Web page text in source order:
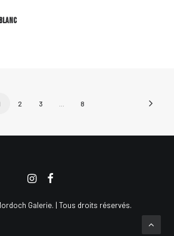
2 3 8
Galerie. | Tous droits réservés.